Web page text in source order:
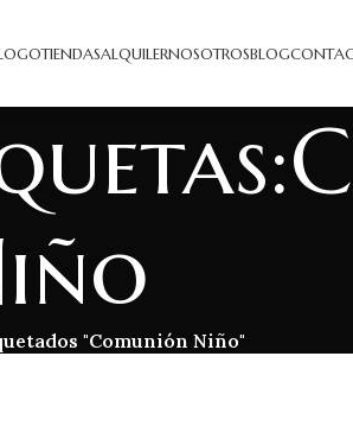
TIENDASALQUILERNOSOTROSBLOG
"Comunión Niño"